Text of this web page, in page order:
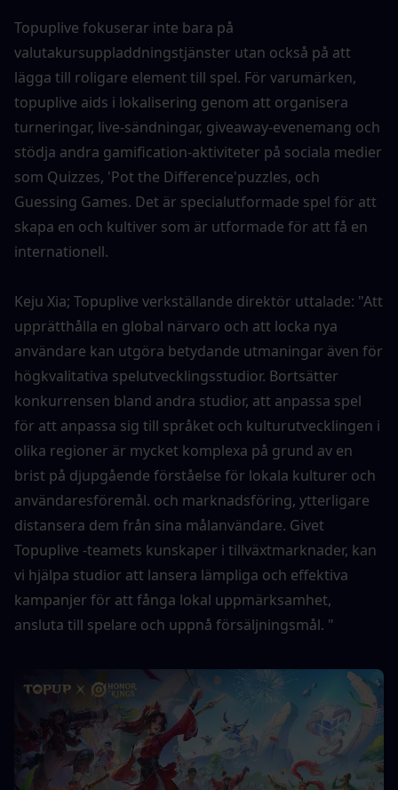
Topuplive fokuserar inte bara på
valutakursuppladdningstjänster utan också på att
lägga till roligare element till spel. För varumärken,
topuplive aids i lokalisering genom att organisera
turneringar, live-sändningar, giveaway-evenemang och
stödja andra gamification-aktiviteter på sociala medier
som Quizzes, 'Pot the Difference'puzzles, och
Guessing Games. Det är specialutformade spel för att
skapa en och kultiver som är utformade för att få en
internationell.
Keju Xia; Topuplive verkställande direktör uttalade: "Att
upprätthålla en global närvaro och att locka nya
användare kan utgöra betydande utmaningar även för
högkvalitativa spelutvecklingsstudior. Bortsätter
konkurrensen bland andra studior, att anpassa spel
för att anpassa sig till språket och kulturutvecklingen i
olika regioner är mycket komplexa på grund av en
brist på djupgående förståelse för lokala kulturer och
användaresföremål. och marknadsföring, ytterligare
distansera dem från sina målanvändare. Givet
Topuplive -teamets kunskaper i tillväxtmarknader, kan
vi hjälpa studior att lansera lämpliga och effektiva
kampanjer för att fånga lokal uppmärksamhet,
ansluta till spelare och uppnå försäljningsmål. "